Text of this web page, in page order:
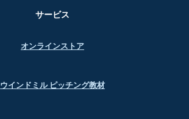
サービス
オンラインストア
ウインドミル ピッチング教材